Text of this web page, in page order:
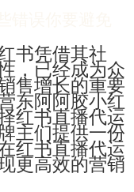
书凭借其社
，已经成为众
售增长的重要
东阿阿胶小红
红书直播代运
主们提供一份
红书直播代运
更高效的营销